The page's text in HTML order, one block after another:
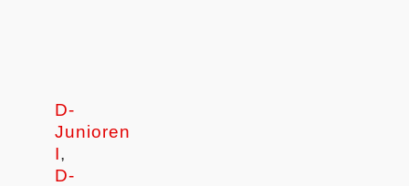
D-
Junioren
I,
D-